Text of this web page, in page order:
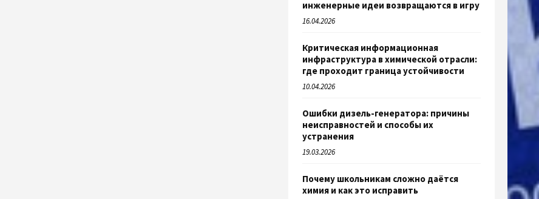
инженерные идеи возвращаются в игру
16.04.2026
Критическая информационная
инфраструктура в химической отрасли:
где проходит граница устойчивости
10.04.2026
Ошибки дизель-генератора: причины
неисправностей и способы их
устранения
19.03.2026
Почему школьникам сложно даётся
химия и как это исправить